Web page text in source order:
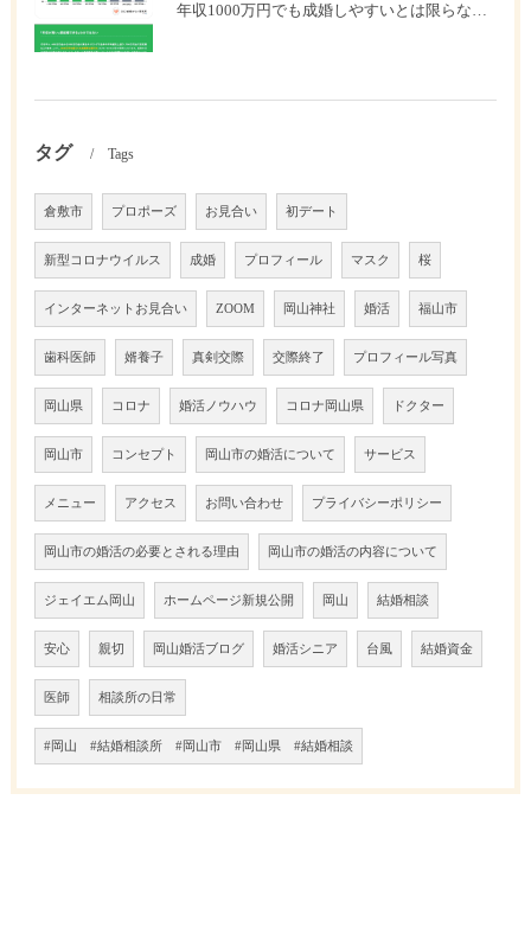
年収1000万円でも成婚しやすいとは限らない? 「年収帯別の成婚率」のリアル
タグ Tags
倉敷市 プロポーズ お見合い 初デート
新型コロナウイルス 成婚 プロフィール マスク 桜
インターネットお見合い ZOOM 岡山神社 婚活 福山市
歯科医師 婿養子 真剣交際 交際終了 プロフィール写真
岡山県 コロナ 婚活ノウハウ コロナ岡山県 ドクター
岡山市 コンセプト 岡山市の婚活について サービス
メニュー アクセス お問い合わせ プライバシーポリシー
岡山市の婚活の必要とされる理由 岡山市の婚活の内容について
ジェイエム岡山 ホームページ新規公開 岡山 結婚相談
安心 親切 岡山婚活ブログ 婚活シニア 台風 結婚資金
医師 相談所の日常
#岡山 #結婚相談所 #岡山市 #岡山県 #結婚相談